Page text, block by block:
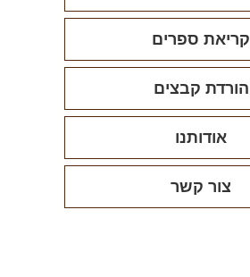
קריאת ספרים
הורדת קבצים
אודותנו
צור קשר